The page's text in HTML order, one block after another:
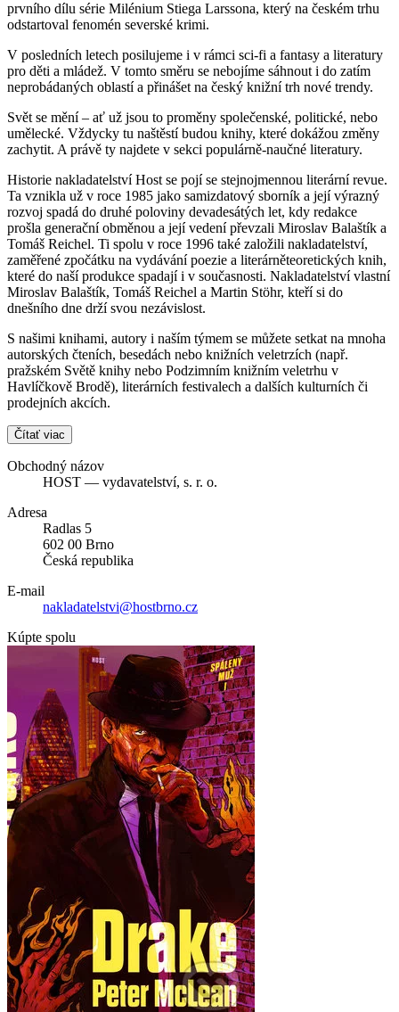
prvního dílu série Milénium Stiega Larssona, který na českém trhu
odstartoval fenomén severské krimi.
V posledních letech posilujeme i v rámci sci-fi a fantasy a literatury
pro děti a mládež. V tomto směru se nebojíme sáhnout i do zatím
neprobádaných oblastí a přinášet na český knižní trh nové trendy.
Svět se mění – ať už jsou to proměny společenské, politické, nebo
umělecké. Vždycky tu naštěstí budou knihy, které dokážou změny
zachytit. A právě ty najdete v sekci populárně-naučné literatury.
Historie nakladatelství Host se pojí se stejnojmennou literární revue.
Ta vznikla už v roce 1985 jako samizdatový sborník a její výrazný
rozvoj spadá do druhé poloviny devadesátých let, kdy redakce
prošla generační obměnou a její vedení převzali Miroslav Balaštík a
Tomáš Reichel. Ti spolu v roce 1996 také založili nakladatelství,
zaměřené zpočátku na vydávání poezie a literárněteoretických knih,
které do naší produkce spadají i v současnosti. Nakladatelství vlastní
Miroslav Balaštík, Tomáš Reichel a Martin Stöhr, kteří si do
dnešního dne drží svou nezávislost.
S našimi knihami, autory i naším týmem se můžete setkat na mnoha
autorských čteních, besedách nebo knižních veletrzích (např.
pražském Světě knihy nebo Podzimním knižním veletrhu v
Havlíčkově Brodě), literárních festivalech a dalších kulturních či
prodejních akcích.
Čítať viac
Obchodný názov
HOST — vydavatelství, s. r. o.
Adresa
Radlas 5
602 00 Brno
Česká republika
E-mail
nakladatelstvi@hostbrno.cz
Kúpte spolu